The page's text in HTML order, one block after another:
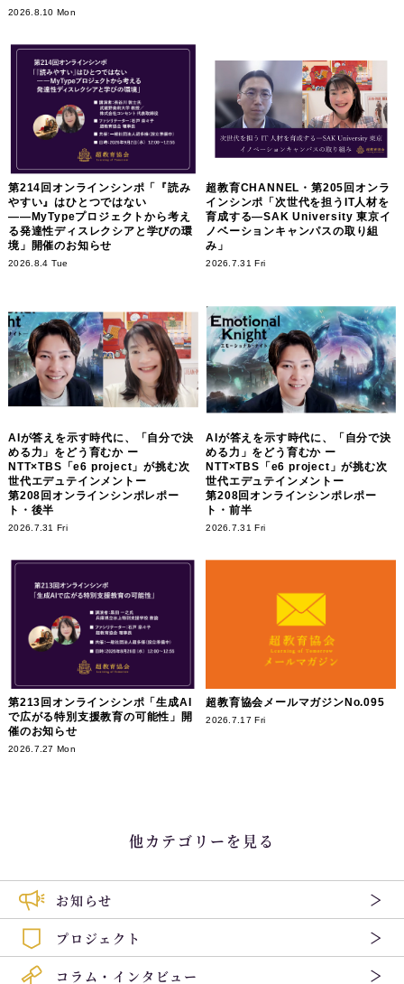
2026.8.10 Mon
第214回オンラインシンポ「『読み
やすい』はひとつではない
――MyTypeプロジェクトから考え
る発達性ディスレクシアと学びの環
境」開催のお知らせ
2026.8.4 Tue
超教育CHANNEL・第205回オンラ
インシンポ「次世代を担うIT人材を
育成する―SAK University 東京イ
ノベーションキャンパスの取り組
み」
2026.7.31 Fri
AIが答えを示す時代に、「自分で決
める力」をどう育むか ー
NTT×TBS「e6 project」が挑む次
世代エデュテインメントー
第208回オンラインシンポレポー
ト・後半
2026.7.31 Fri
AIが答えを示す時代に、「自分で決
める力」をどう育むか ー
NTT×TBS「e6 project」が挑む次
世代エデュテインメントー
第208回オンラインシンポレポー
ト・前半
2026.7.31 Fri
第213回オンラインシンポ「生成AI
で広がる特別支援教育の可能性」開
催のお知らせ
2026.7.27 Mon
超教育協会メールマガジンNo.095
2026.7.17 Fri
他カテゴリーを見る
お知らせ
プロジェクト
コラム・インタビュー